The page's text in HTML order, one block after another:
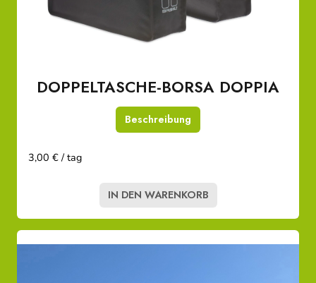
DOPPELTASCHE-BORSA DOPPIA
Beschreibung
3,00 € / tag
IN DEN WARENKORB